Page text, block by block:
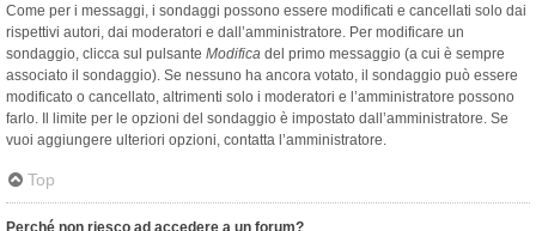
Come per i messaggi, i sondaggi possono essere modificati e cancellati solo dai
rispettivi autori, dai moderatori e dall’amministratore. Per modificare un
sondaggio, clicca sul pulsante Modifica del primo messaggio (a cui è sempre
associato il sondaggio). Se nessuno ha ancora votato, il sondaggio può essere
modificato o cancellato, altrimenti solo i moderatori e l’amministratore possono
farlo. Il limite per le opzioni del sondaggio è impostato dall’amministratore. Se
vuoi aggiungere ulteriori opzioni, contatta l’amministratore.
Top
Perché non riesco ad accedere a un forum?